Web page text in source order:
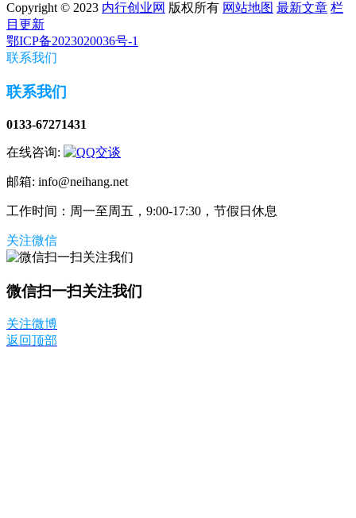
Copyright © 2023 内行创业网 版权所有 网站地图 最新文章 栏
目更新
鄂ICP备2023020036号-1
联系我们
联系我们
0133-67271431
在线咨询:
邮箱: info@neihang.net
工作时间：周一至周五，9:00-17:30，节假日休息
关注微信
微信扫一扫关注我们
关注微博
返回顶部